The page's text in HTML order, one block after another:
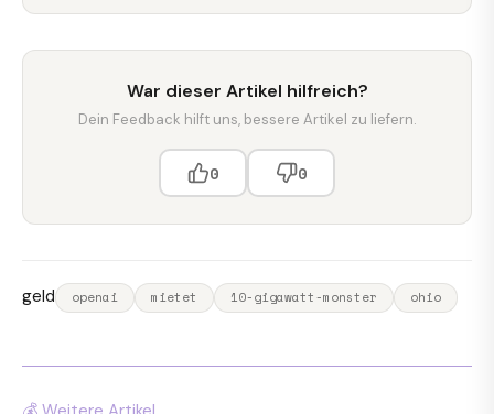
War dieser Artikel hilfreich?
Dein Feedback hilft uns, bessere Artikel zu liefern.
0 0
geld openai mietet 10-gigawatt-monster ohio